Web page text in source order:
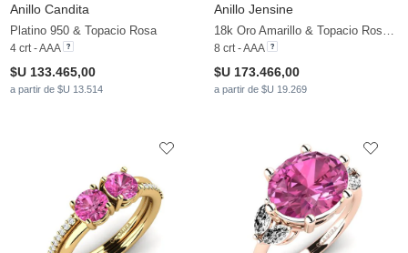
Anillo Candita
Platino 950 & Topacio Rosa
4 crt - AAA
$U 133.465,00
a partir de $U 13.514
Anillo Jensine
8 crt - AAA
$U 173.466,00
a partir de $U 19.269